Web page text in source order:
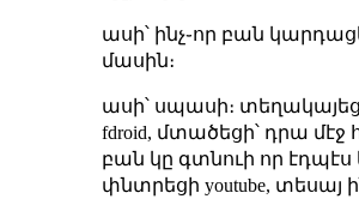
ասի՝ ինչ֊որ բան
մասին։
ասի՝ սպասի։
fdroid, մտածեցի՝ դրա
բան կը գտնուի որ
փնտրեցի youtube, տեսայ